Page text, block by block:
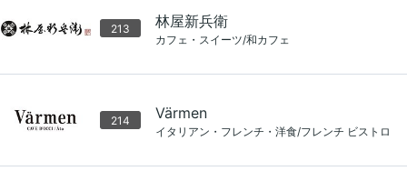
213 林屋新兵衛
カフェ・スイーツ/和カフェ
214 Värmen
イタリアン・フレンチ・洋食/フレンチ ビストロ